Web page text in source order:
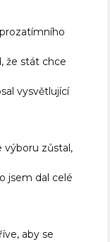
že stát chce
vysvětlující
výboru zůstal,
jsem dal celé
aby se